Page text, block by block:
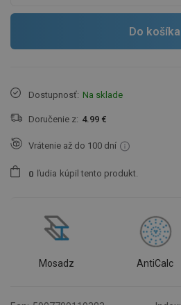
Do košíka
Dostupnosť: Na sklade
Doručenie z: 4.99 €
Vrátenie až do 100 dní
0 ľudia kúpil tento produkt.
Mosadz AntiCalc